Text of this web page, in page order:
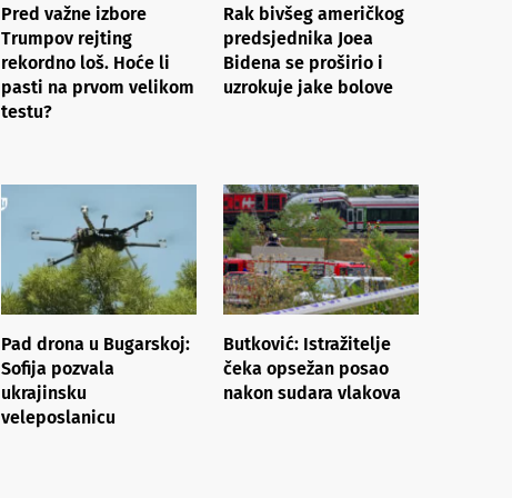
Pred važne izbore
Trumpov rejting
rekordno loš. Hoće li
pasti na prvom velikom
testu?
Rak bivšeg američkog
predsjednika Joea
Bidena se proširio i
uzrokuje jake bolove
Pad drona u Bugarskoj:
Sofija pozvala
ukrajinsku
veleposlanicu
Butković: Istražitelje
čeka opsežan posao
nakon sudara vlakova